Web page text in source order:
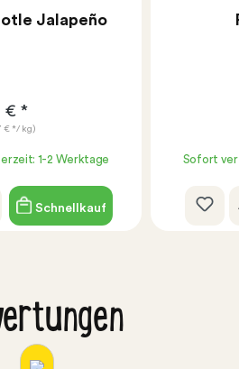
Jalapeño
€ *
€ */ kg)
1-2 Werktage
Schnellkauf
Sofort